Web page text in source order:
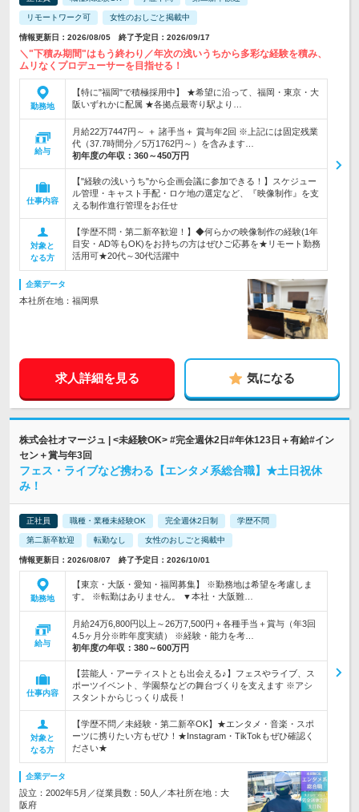
リモートワーク可 女性のおしごと掲載中
情報更新日：2026/08/05 終了予定日：2026/09/17
＼"下積み期間"はもう終わり／年次の浅いうちから多彩な経験を積み、
ムリなくプロデューサーを目指せる！
勤務地
【特に"福岡"で積極採用中】 ★希望に沿って、福岡・東京・大
阪いずれかに配属 ★各拠点最寄り駅より…
給与
月給22万7447円～ ＋ 諸手当＋ 賞与年2回 ※上記には固定残業
代（37.7時間分／5万1762円～）を含みます…
初年度の年収： 360～450万円
仕事内容
【"経験の浅いうち"から企画会議に参加できる！】スケジュー
ル管理・キャスト手配・ロケ地の選定など、『映像制作』を支
える制作進行管理をお任せ
対象と
なる方
【学歴不問・第二新卒歓迎！】◆何らかの映像制作の経験(1年
目安・AD等もOK)をお持ちの方はぜひご応募を★リモート勤務
活用可★20代～30代活躍中
企業データ
本社所在地：福岡県
求人詳細を見る 気になる
株式会社オマージュ | <未経験OK> #完全週休2日#年休123日＋有給#イン
セン＋賞与年3回
フェス・ライブなど携わる【エンタメ系総合職】★土日祝休
み！
正社員 職種・業種未経験OK 完全週休2日制 学歴不問
第二新卒歓迎 転勤なし 女性のおしごと掲載中
情報更新日：2026/08/07 終了予定日：2026/10/01
勤務地
【東京・大阪・愛知・福岡募集】 ※勤務地は希望を考慮しま
す。 ※転勤はありません。 ▼本社・大阪難…
給与
月給24万6,800円以上～26万7,500円＋各種手当＋賞与（年3回
4.5ヶ月分※昨年度実績） ※経験・能力を考…
初年度の年収： 380～600万円
仕事内容
【芸能人・アーティストとも出会える♪】フェスやライブ、ス
ポーツイベント、学園祭などの舞台づくりを支えます ※アシ
スタントからじっくり成長！
対象と
なる方
【学歴不問／未経験・第二新卒OK】★エンタメ・音楽・スポ
ーツに携りたい方もぜひ！★Instagram・TikTokもぜひ確認く
ださい★
企業データ
設立：2002年5月／従業員数：50人／本社所在地：大
阪府